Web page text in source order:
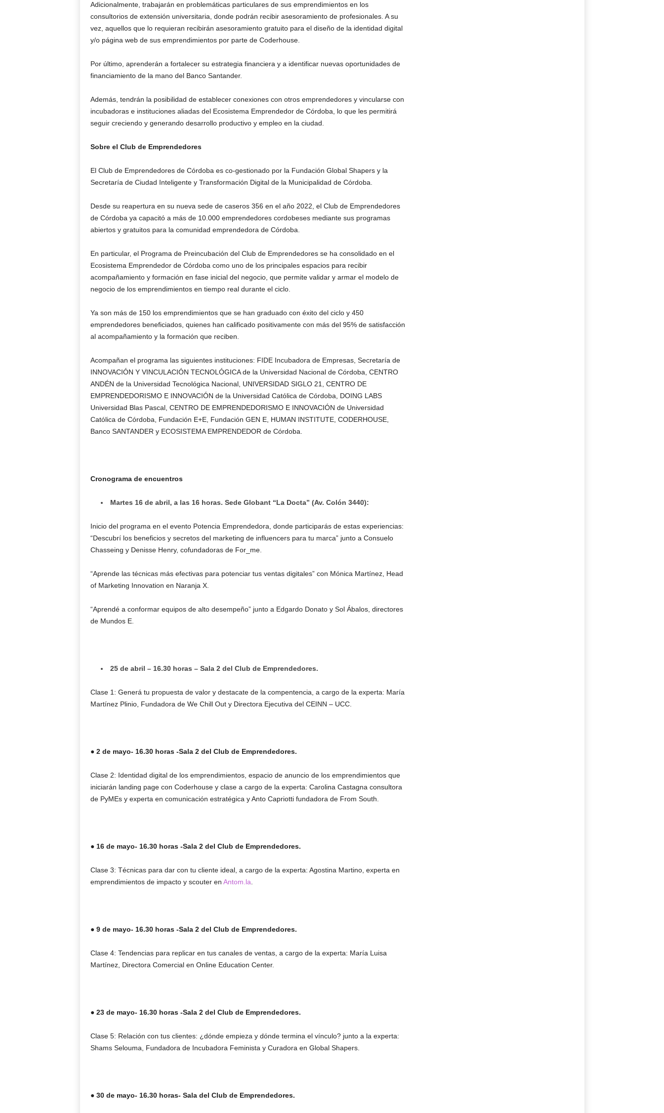
Adicionalmente, trabajarán en problemáticas particulares de sus emprendimientos en los
consultorios de extensión universitaria, donde podrán recibir asesoramiento de profesionales. A su
vez, aquellos que lo requieran recibirán asesoramiento gratuito para el diseño de la identidad digital
y/o página web de sus emprendimientos por parte de Coderhouse.
Por último, aprenderán a fortalecer su estrategia financiera y a identificar nuevas oportunidades de
financiamiento de la mano del Banco Santander.
Además, tendrán la posibilidad de establecer conexiones con otros emprendedores y vincularse con
incubadoras e instituciones aliadas del Ecosistema Emprendedor de Córdoba, lo que les permitirá
seguir creciendo y generando desarrollo productivo y empleo en la ciudad.
Sobre el Club de Emprendedores
El Club de Emprendedores de Córdoba es co-gestionado por la Fundación Global Shapers y la
Secretaría de Ciudad Inteligente y Transformación Digital de la Municipalidad de Córdoba.
Desde su reapertura en su nueva sede de caseros 356 en el año 2022, el Club de Emprendedores
de Córdoba ya capacitó a más de 10.000 emprendedores cordobeses mediante sus programas
abiertos y gratuitos para la comunidad emprendedora de Córdoba.
En particular, el Programa de Preincubación del Club de Emprendedores se ha consolidado en el
Ecosistema Emprendedor de Córdoba como uno de los principales espacios para recibir
acompañamiento y formación en fase inicial del negocio, que permite validar y armar el modelo de
negocio de los emprendimientos en tiempo real durante el ciclo.
Ya son más de 150 los emprendimientos que se han graduado con éxito del ciclo y 450
emprendedores beneficiados, quienes han calificado positivamente con más del 95% de satisfacción
al acompañamiento y la formación que reciben.
Acompañan el programa las siguientes instituciones: FIDE Incubadora de Empresas, Secretaría de
INNOVACIÓN Y VINCULACIÓN TECNOLÓGICA de la Universidad Nacional de Córdoba, CENTRO
ANDÉN de la Universidad Tecnológica Nacional, UNIVERSIDAD SIGLO 21, CENTRO DE
EMPRENDEDORISMO E INNOVACIÓN de la Universidad Católica de Córdoba, DOING LABS
Universidad Blas Pascal, CENTRO DE EMPRENDEDORISMO E INNOVACIÓN de Universidad
Católica de Córdoba, Fundación E+E, Fundación GEN E, HUMAN INSTITUTE, CODERHOUSE,
Banco SANTANDER y ECOSISTEMA EMPRENDEDOR de Córdoba.
Cronograma de encuentros
Martes 16 de abril, a las 16 horas. Sede Globant “La Docta” (Av. Colón 3440):
Inicio del programa en el evento Potencia Emprendedora, donde participarás de estas experiencias:
“Descubrí los beneficios y secretos del marketing de influencers para tu marca” junto a Consuelo
Chasseing y Denisse Henry, cofundadoras de For_me.
“Aprende las técnicas más efectivas para potenciar tus ventas digitales” con Mónica Martínez, Head
of Marketing Innovation en Naranja X.
“Aprendé a conformar equipos de alto desempeño” junto a Edgardo Donato y Sol Ábalos, directores
de Mundos E.
25 de abril – 16.30 horas – Sala 2 del Club de Emprendedores.
Clase 1: Generá tu propuesta de valor y destacate de la compentencia, a cargo de la experta: María
Martínez Plinio, Fundadora de We Chill Out y Directora Ejecutiva del CEINN – UCC.
● 2 de mayo- 16.30 horas -Sala 2 del Club de Emprendedores.
Clase 2: Identidad digital de los emprendimientos, espacio de anuncio de los emprendimientos que
iniciarán landing page con Coderhouse y clase a cargo de la experta: Carolina Castagna consultora
de PyMEs y experta en comunicación estratégica y Anto Capriotti fundadora de From South.
● 16 de mayo- 16.30 horas -Sala 2 del Club de Emprendedores.
Clase 3: Técnicas para dar con tu cliente ideal, a cargo de la experta: Agostina Martino, experta en
emprendimientos de impacto y scouter en Antom.la
● 9 de mayo- 16.30 horas -Sala 2 del Club de Emprendedores.
Clase 4: Tendencias para replicar en tus canales de ventas, a cargo de la experta: María Luisa
Martínez, Directora Comercial en Online Education Center.
● 23 de mayo- 16.30 horas -Sala 2 del Club de Emprendedores.
Clase 5: Relación con tus clientes: ¿dónde empieza y dónde termina el vínculo? junto a la experta:
Shams Selouma, Fundadora de Incubadora Feminista y Curadora en Global Shapers.
● 30 de mayo- 16.30 horas- Sala del Club de Emprendedores.